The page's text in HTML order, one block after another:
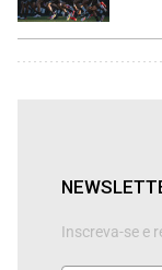
Inscreva-se e